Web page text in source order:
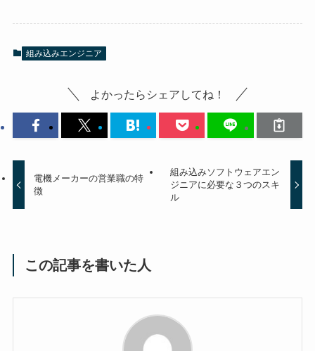
組み込みエンジニア
よかったらシェアしてね！
電機メーカーの営業職の特
徴
組み込みソフトウェアエン
ジニアに必要な３つのスキ
ル
この記事を書いた人